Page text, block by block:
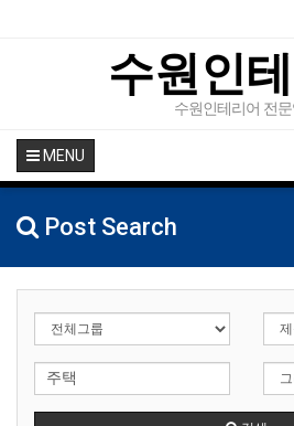
수원인
수원인테리어 전
MENU
Post Search